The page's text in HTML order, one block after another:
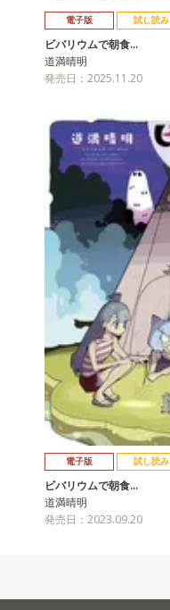
電子版 試し読み
ビバリウムで朝食…
道満晴明
発売日：2025.11.20
電子版 試し読み
ビバリウムで朝食…
道満晴明
発売日：2023.09.20